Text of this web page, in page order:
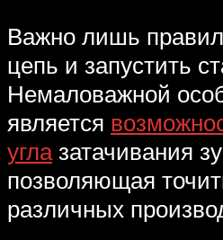
Важно лишь
цепь и запустить
Немаловажной
является
углазатачивания
позволяющая
различных